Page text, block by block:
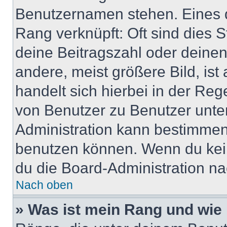
Benutzernamen stehen.
Rang verknüpft: Oft sind dies
deine Beitragszahl oder
andere, meist größere Bild, ist
handelt sich hierbei in der
von Benutzer zu Benutzer
Administration kann
benutzen können. Wenn du
du die Board-Administration
Nach oben
» Was ist mein Rang und